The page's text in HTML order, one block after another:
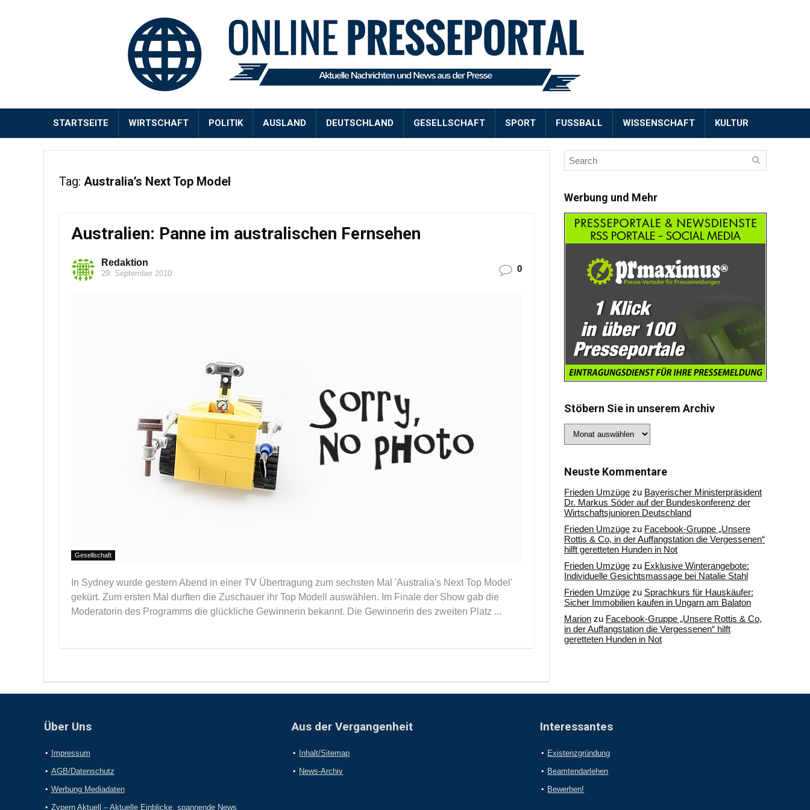
STARTSEITE WIRTSCHAFT POLITIK AUSLAND DEUTSCHLAND GESELLSCHAFT SPORT FUSSBALL WISSENSCHAFT KULTUR
Tag: Australia’s Next Top Model
Australien: Panne im australischen Fernsehen
Redaktion
29. September 2010 0
Gesellschaft
In Sydney wurde gestern Abend in einer TV Übertragung zum sechsten Mal 'Australia's Next Top Model'
gekürt. Zum ersten Mal durften die Zuschauer ihr Top Modell auswählen. Im Finale der Show gab die
Moderatorin des Programms die glückliche Gewinnerin bekannt. Die Gewinnerin des zweiten Platz ...
Werbung und Mehr
Stöbern Sie in unserem Archiv
Sie
Archiv
Neuste Kommentare
Frieden Umzüge zu Bayerischer Ministerpräsident
Dr. Markus Söder auf der Bundeskonferenz der
Wirtschaftsjunioren Deutschland
Frieden Umzüge zu Facebook-Gruppe „Unsere
Rottis & Co, in der Auffangstation die Vergessenen“
hilft geretteten Hunden in Not
Frieden Umzüge zu Exklusive Winterangebote:
Individuelle Gesichtsmassage bei Natalie Stahl
Frieden Umzüge zu Sprachkurs für Hauskäufer:
Sicher Immobilien kaufen in Ungarn am Balaton
Marion zu Facebook-Gruppe „Unsere Rottis & Co,
in der Auffangstation die Vergessenen“ hilft
geretteten Hunden in Not
Über Uns
Impressum
AGB/Datenschutz
Werbung Mediadaten
Zypern Aktuell – Aktuelle Einblicke, spannende News
Aus der Vergangenheit
Inhalt/Sitemap
News-Archiv
Interessantes
Existenzgründung
Beamtendarlehen
Bewerben!